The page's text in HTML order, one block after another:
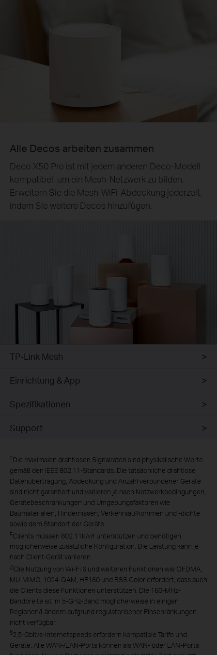
Alle Decos arbeiten zusammen
Deco X50 Pro ist mit jedem anderen Deco‑Modell
kompatibel, um ein Mesh‑Netzwerk zu bilden.
Erweitern Sie die Mesh‑WiFi‑Abdeckung jederzeit,
indem Sie weitere Decos hinzufügen.
TP-Link Mesh
Einrichtung & App
Spezifikationen
Support
†Die maximalen drahtlosen Signalraten sind physikalische Werte
gemäß den IEEE 802.11-Standards. Die tatsächliche drahtlose
Datenübertragung, Abdeckung und Anzahl verbundener Geräte
sind nicht garantiert und variieren je nach Netzwerkbedingungen,
Gerätebeschränkungen und Umgebungsfaktoren wie
Baumaterialien, Hindernissen, Verkehrsaufkommen und -dichte
sowie dem Standort der Geräte.
‡Clients müssen 802.11k/v/r unterstützen und benötigen
möglicherweise zusätzliche Konfiguration. Die Leistung kann je
nach Client-Gerät variieren.
△Die Nutzung von Wi-Fi 6 und weiteren Funktionen wie OFDMA,
MU-MIMO, 1024-QAM, HE160 und BSS Color erfordert, dass auch
die Clients diese Funktionen unterstützen. Die 160-MHz-
Bandbreite ist im 5-GHz-Band möglicherweise in einigen
Regionen/Ländern aufgrund regulatorischer Einschränkungen
nicht verfügbar.
§2,5-Gbit/s-Internetspeeds erfordern kompatible Tarife und
Geräte. Alle WAN-/LAN-Ports können als WAN- oder LAN-Ports